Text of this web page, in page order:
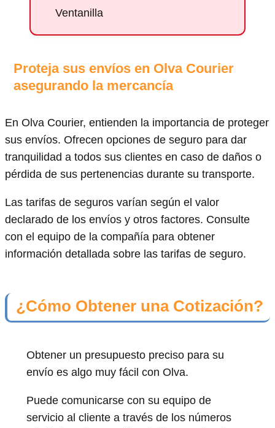
Ventanilla
Proteja sus envíos en Olva Courier
asegurando la mercancía
En Olva Courier, entienden la importancia de proteger
sus envíos. Ofrecen opciones de seguro para dar
tranquilidad a todos sus clientes en caso de daños o
pérdida de sus pertenencias durante su transporte.
Las tarifas de seguros varían según el valor
declarado de los envíos y otros factores. Consulte
con el equipo de la compañía para obtener
información detallada sobre las tarifas de seguro.
¿Cómo Obtener una Cotización?
Obtener un presupuesto preciso para su
envío es algo muy fácil con Olva.
Puede comunicarse con su equipo de
servicio al cliente a través de los números